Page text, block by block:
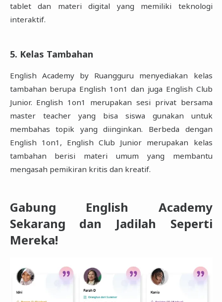
tablet dan materi digital yang memiliki teknologi
interaktif.
5. Kelas Tambahan
English Academy by Ruangguru menyediakan kelas
tambahan berupa English 1on1 dan juga English Club
Junior. English 1on1 merupakan sesi privat bersama
master teacher yang bisa siswa gunakan untuk
membahas topik yang diinginkan. Berbeda dengan
English 1on1, English Club Junior merupakan kelas
tambahan berisi materi umum yang membantu
mengasah pemikiran kritis dan kreatif.
Gabung English Academy
Sekarang dan Jadilah Seperti
Mereka!